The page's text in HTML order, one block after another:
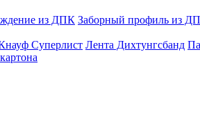
из ДПК Заборный профиль из
Суперлист Лента Дихтунгсбанд